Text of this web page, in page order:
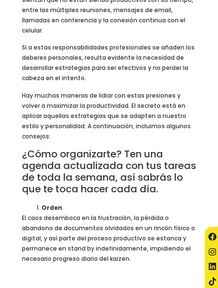
entre las múltiples reuniones, mensajes de email,
llamadas en conferencia y la conexión continua con el
celular.
Si a estas responsabilidades profesionales se añaden los
deberes personales, resulta evidente la necesidad de
desarrollar estrategias para ser efectivos y no perder la
cabeza en el intento.
Hay muchas maneras de lidiar con estas presiones y
volver a maximizar la productividad. El secreto está en
aplicar aquellas estrategias que se adapten a nuestro
estilo y personalidad. A continuación, incluimos algunos
consejos:
¿Cómo organizarte? Ten una
agenda actualizada con tus tareas
de toda la semana, así sabrás lo
que te toca hacer cada día.
Orden
El caos desemboca en la frustración, la pérdida o
abandono de documentos olvidados en un rincón físico o
digital, y así parte del proceso productivo se estanca y
permanece en stand by indefinidamente, impidiendo el
necesario progreso diario del kaizen.